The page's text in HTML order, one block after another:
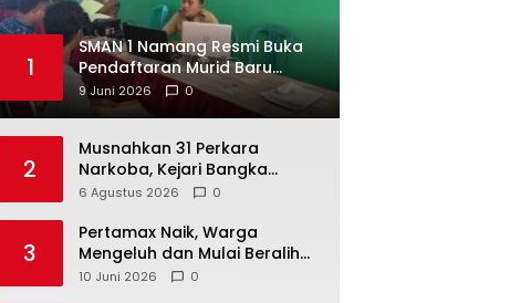
1
SMAN 1 Namang Resmi Buka
Pendaftaran Murid Baru
2026/2027
9 Juni 2026 0
2
Musnahkan 31 Perkara
Narkoba, Kejari Bangka
Tengah Tegaskan Komitmen
Tuntas
6 Agustus 2026 0
3
‎Pertamax Naik, Warga
Mengeluh dan Mulai Beralih
ke Pertalite Meski Harus Antre
10 Juni 2026 0